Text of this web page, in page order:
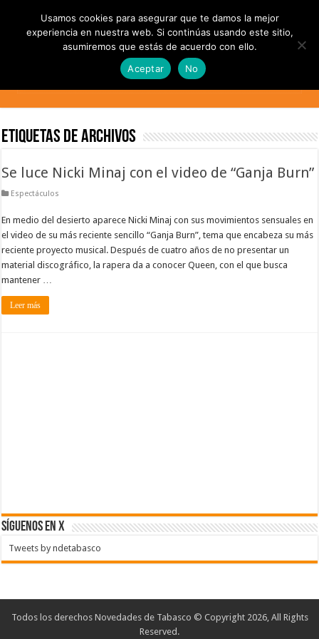
Etiquetas de Archivos
Se luce Nicki Minaj con el video de “Ganja Burn”
Espectáculos
En medio del desierto aparece Nicki Minaj con sus movimientos sensuales en
el video de su más reciente sencillo “Ganja Burn”, tema que encabeza su más
reciente proyecto musical. Después de cuatro años de no presentar un
material discográfico, la rapera da a conocer Queen, con el que busca
mantener …
Leer más
SÍGUENOS EN X
Tweets by ndetabasco
Todos los derechos Novedades de Tabasco © Copyright 2026, All Rights
Reserved.
Usamos cookies para asegurar que te damos la mejor
experiencia en nuestra web. Si continúas usando este sitio,
asumiremos que estás de acuerdo con ello.
Aceptar
No